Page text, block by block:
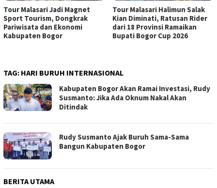
Tour Malasari Jadi Magnet
Sport Tourism, Dongkrak
Pariwisata dan Ekonomi
Kabupaten Bogor
Tour Malasari Halimun Salak
Kian Diminati, Ratusan Rider
dari 18 Provinsi Ramaikan
Bupati Bogor Cup 2026
TAG: HARI BURUH INTERNASIONAL
Kabupaten Bogor Akan Ramai Investasi, Rudy
Susmanto: Jika Ada Oknum Nakal Akan
Ditindak
Rudy Susmanto Ajak Buruh Sama-Sama
Bangun Kabupaten Bogor
BERITA UTAMA